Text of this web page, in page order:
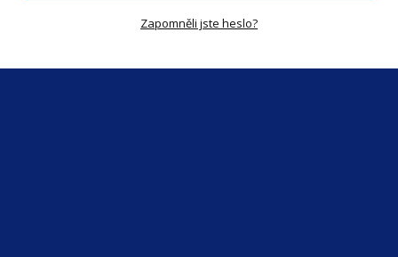
Zapomněli jste heslo?